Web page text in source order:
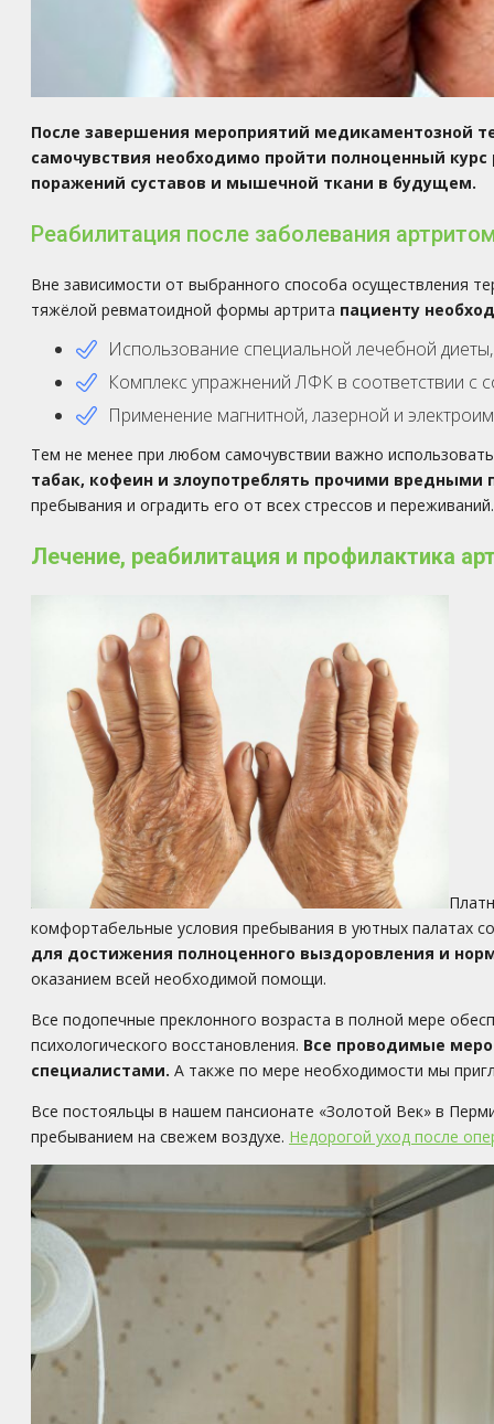
После завершения мероприятий медикаментозной
самочувствия необходимо пройти полноценный
поражений суставов и мышечной ткани в будущем.
Реабилитация после заболевания
Вне зависимости от выбранного способа осуществления
тяжёлой ревматоидной формы артрита пациенту
Использование специальной лечебной
Комплекс упражнений ЛФК в соответствии с
Применение магнитной, лазерной и
Тем не менее при любом самочувствии важно
табак, кофеин и злоупотреблять прочими вредными
пребывания и оградить его от всех стрессов и переживаний.
Лечение, реабилитация и профилактика
комфортабельные условия пребывания в уютных палатах
для достижения полноценного выздоровления и
оказанием всей необходимой помощи.
Все подопечные преклонного возраста в полной мере
психологического восстановления. Все проводимые
специалистами. А также по мере необходимости мы
Все постояльцы в нашем пансионате «Золотой Век» в
пребыванием на свежем воздухе. Недорогой уход после